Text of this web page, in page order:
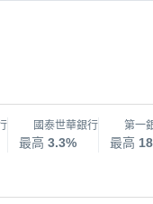
國泰世華銀行
最高 3.3%
第一
最高